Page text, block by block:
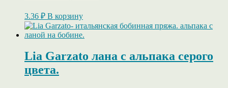
3.36 ₽ В корзину
Lia Garzato лана с альпака серого
цвета.